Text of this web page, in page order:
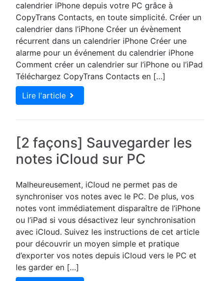
calendrier iPhone depuis votre PC grâce à
CopyTrans Contacts, en toute simplicité. Créer un
calendrier dans l’iPhone Créer un évènement
récurrent dans un calendrier iPhone Créer une
alarme pour un événement du calendrier iPhone
Comment créer un calendrier sur l’iPhone ou l’iPad
Téléchargez CopyTrans Contacts en […]
Lire l'article
[2 façons] Sauvegarder les
notes iCloud sur PC
Malheureusement, iCloud ne permet pas de
synchroniser vos notes avec le PC. De plus, vos
notes vont immédiatement disparaître de l’iPhone
ou l’iPad si vous désactivez leur synchronisation
avec iCloud. Suivez les instructions de cet article
pour découvrir un moyen simple et pratique
d’exporter vos notes depuis iCloud vers le PC et
les garder en […]